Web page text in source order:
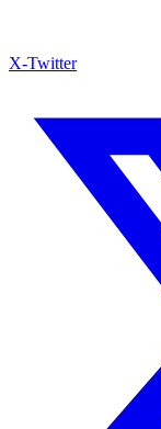
X-Twitter